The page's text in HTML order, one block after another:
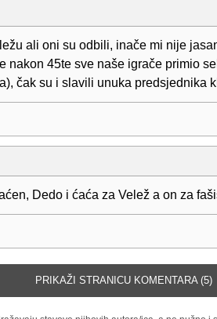
ali oni su odbili, inače mi nije
nakon 45te sve naše igrače primio
čak su i slavili unuka predsjednika
Dedo i ćaća za Velež a on za
PRIKAŽI STRANICU KOMENTARA (5)